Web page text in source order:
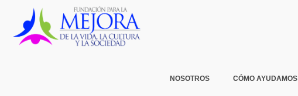
NOSOTROS CÓMO AYUDAMOS